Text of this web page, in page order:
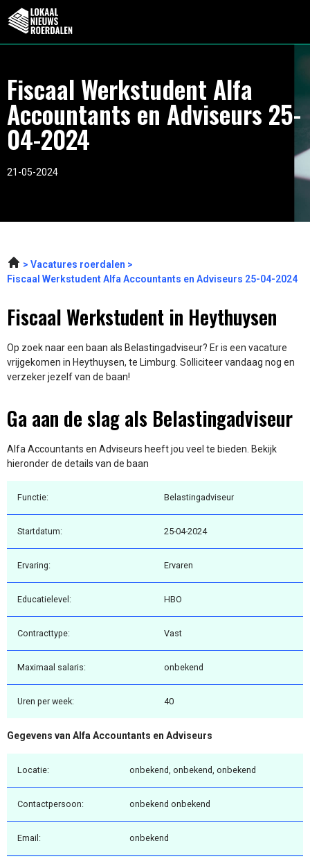
Fiscaal Werkstudent Alfa
Accountants en Adviseurs 25-
04-2024
21-05-2024
Vacatures roerdalen
Fiscaal Werkstudent Alfa Accountants en Adviseurs 25-04-2024
Fiscaal Werkstudent in Heythuysen
Op zoek naar een baan als Belastingadviseur? Er is een vacature
vrijgekomen in Heythuysen, te Limburg. Solliciteer vandaag nog en
verzeker jezelf van de baan!
Ga aan de slag als Belastingadviseur
Alfa Accountants en Adviseurs heeft jou veel te bieden. Bekijk
hieronder de details van de baan
Functie: Belastingadviseur
Startdatum: 25-04-2024
Ervaring: Ervaren
Educatielevel: HBO
Contracttype: Vast
Maximaal salaris: onbekend
Uren per week: 40
Gegevens van Alfa Accountants en Adviseurs
Locatie: onbekend, onbekend, onbekend
Contactpersoon: onbekend onbekend
Email: onbekend